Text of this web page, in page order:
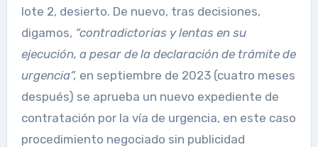
lote 2, desierto. De nuevo, tras decisiones,
digamos, “contradictorias y lentas en su
ejecución, a pesar de la declaración de trámite de
urgencia”, en septiembre de 2023 (cuatro meses
después) se aprueba un nuevo expediente de
contratación por la vía de urgencia, en este caso
procedimiento negociado sin publicidad